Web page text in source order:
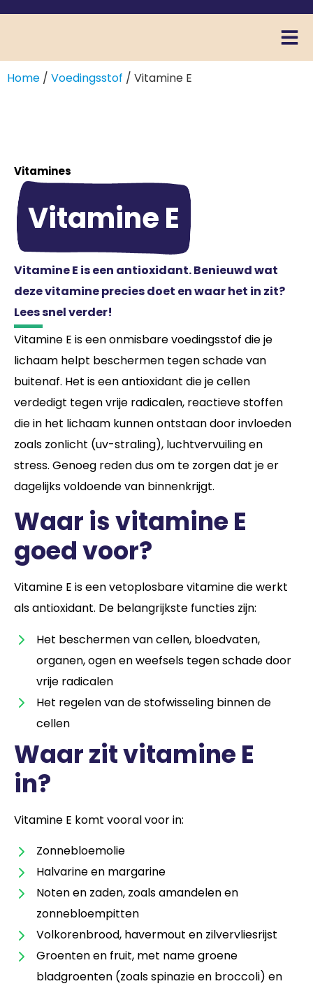
Home / Voedingsstof / Vitamine E
Vitamines
Vitamine E
Vitamine E is een antioxidant. Benieuwd wat
deze vitamine precies doet en waar het in zit?
Lees snel verder!
Vitamine E is een onmisbare voedingsstof die je
lichaam helpt beschermen tegen schade van
buitenaf. Het is een antioxidant die je cellen
verdedigt tegen vrije radicalen, reactieve stoffen
die in het lichaam kunnen ontstaan door invloeden
zoals zonlicht (uv-straling), luchtvervuiling en
stress. Genoeg reden dus om te zorgen dat je er
dagelijks voldoende van binnenkrijgt.
Waar is vitamine E
goed voor?
Vitamine E is een vetoplosbare vitamine die werkt
als antioxidant. De belangrijkste functies zijn:
Het beschermen van cellen, bloedvaten,
organen, ogen en weefsels tegen schade door
vrije radicalen
Het regelen van de stofwisseling binnen de
cellen
Waar zit vitamine E
in?
Vitamine E komt vooral voor in:
Zonnebloemolie
Halvarine en margarine
Noten en zaden, zoals amandelen en
zonnebloempitten
Volkorenbrood, havermout en zilvervliesrijst
Groenten en fruit, met name groene
bladgroenten (zoals spinazie en broccoli) en